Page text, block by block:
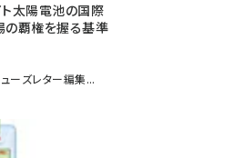
ト太陽電池の国際
覇権を握る基準
ーズレター編集...